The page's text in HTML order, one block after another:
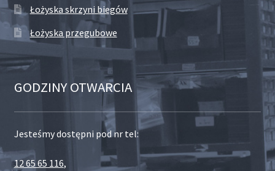
Łożyska skrzyni biegów
Łożyska przegubowe
GODZINY OTWARCIA
Jesteśmy dostępni pod nr tel:
12 65 65 116,